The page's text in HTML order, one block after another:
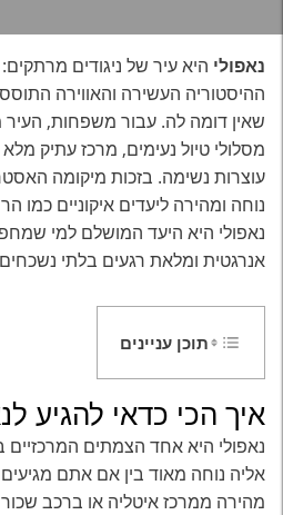
נאפולי היא עיר של ניגודים
ההיסטוריה העשירה והאווירה
שאין דומה לה. עבור משפחות,
מסלולי טיול נעימים, מרכז עתיק מלא
עוצרות נשימה. בזכות מיקומה
נוחה ומהירה ליעדים איקוניים כמו הר
נאפולי היא היעד המושלם למי
אנרגטית ומלאת רגעים בלתי
תוכן עניינים
איך הכי כדאי להגיע
נאפולי היא אחד הצמתים המרכזיים
אליה נוחה מאוד בין אם אתם
מהירה ממרכז איטליה או ברכב